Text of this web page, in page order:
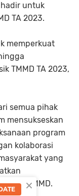
untuk
TA 2023.
memperkuat
TMMD TA 2023,
semua pihak
mensukseskan
program
kolaborasi
yang
TMMD.
×